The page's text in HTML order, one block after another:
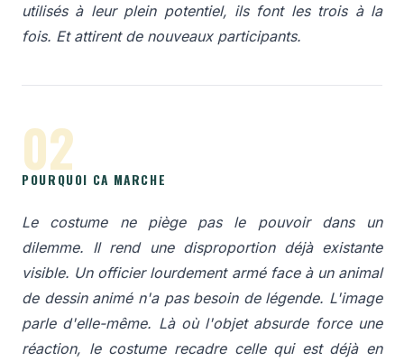
utilisés à leur plein potentiel, ils font les trois à la
fois. Et attirent de nouveaux participants.
02
POURQUOI CA MARCHE
Le costume ne piège pas le pouvoir dans un
dilemme. Il rend une disproportion déjà existante
visible. Un officier lourdement armé face à un animal
de dessin animé n'a pas besoin de légende. L'image
parle d'elle-même. Là où l'objet absurde force une
réaction, le costume recadre celle qui est déjà en